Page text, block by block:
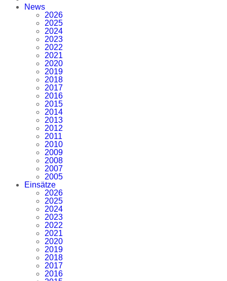
News
2026
2025
2024
2023
2022
2021
2020
2019
2018
2017
2016
2015
2014
2013
2012
2011
2010
2009
2008
2007
2005
Einsätze
2026
2025
2024
2023
2022
2021
2020
2019
2018
2017
2016